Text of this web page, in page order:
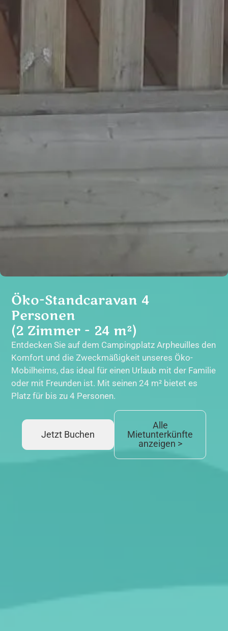
Öko-Standcaravan 4
Personen
(2 Zimmer - 24 m²)
Entdecken Sie auf dem Campingplatz Arpheuilles den
Komfort und die Zweckmäßigkeit unseres Öko-
Mobilheims, das ideal für einen Urlaub mit der Familie
oder mit Freunden ist. Mit seinen 24 m² bietet es
Platz für bis zu 4 Personen.
Jetzt Buchen
Alle
Mietunterkünfte
anzeigen >